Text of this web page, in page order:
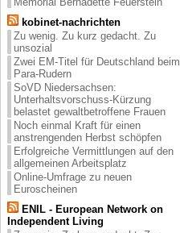
kobinet-nachrichten
Zu wenig. Zu kurz gedacht. Zu
unsozial
Zwei EM-Titel für Deutschland beim
Para-Rudern
SoVD Niedersachsen:
Unterhaltsvorschuss-Kürzung
belastet gewaltbetroffene Frauen
Noch einmal Kraft für einen
anstrengenden Herbst schöpfen
Erfolgreiche Vermittlungen auf den
allgemeinen Arbeitsplatz
Online-Umfrage zu neuen
Euroscheinen
ENIL - European Network on
Independent Living